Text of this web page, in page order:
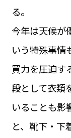
フランス生活
TAG
タグ
#トゥールーズ
#パリ
#お土産
#フランス郵便情
#カルカッソンヌ
#フランス生活
#アルザス地方
#歴史
#お菓子
る。
今年は天候が
いう特殊事情
買力を圧迫す
段として衣類
いることも影
と、靴下・下